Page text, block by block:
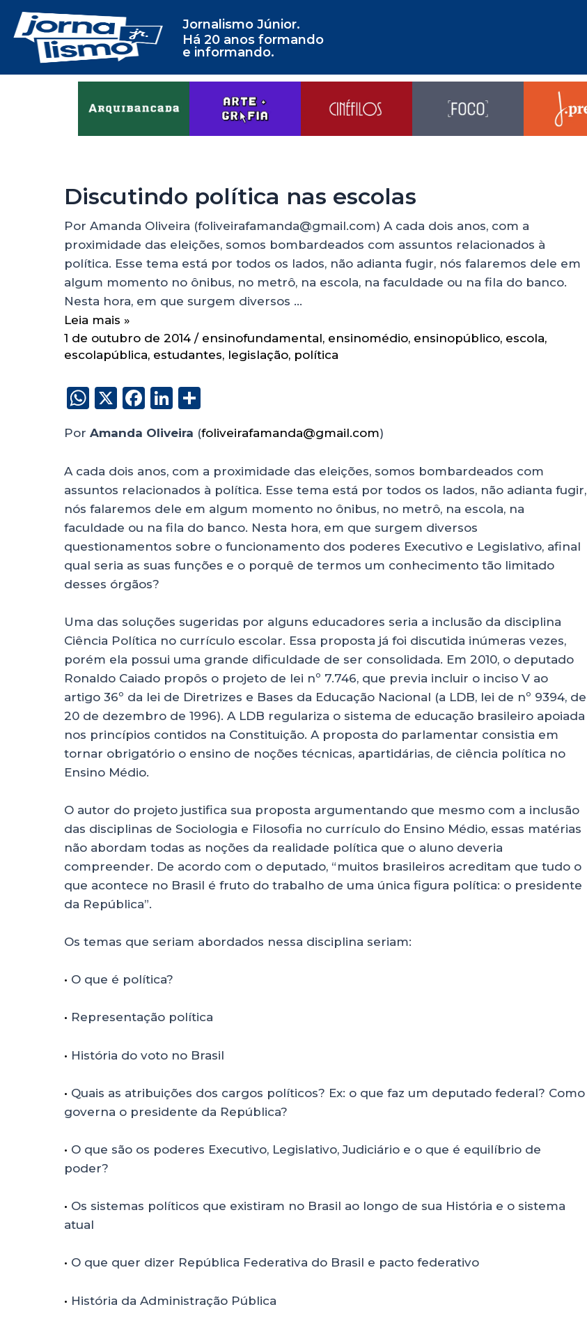
Jornalismo Júnior.
Há 20 anos formando
e informando.
Discutindo política nas escolas
Por Amanda Oliveira (foliveirafamanda@gmail.com) A cada dois anos, com a
proximidade das eleições, somos bombardeados com assuntos relacionados à
política. Esse tema está por todos os lados, não adianta fugir, nós falaremos dele em
algum momento no ônibus, no metrô, na escola, na faculdade ou na fila do banco.
Nesta hora, em que surgem diversos …
Leia mais »
1 de outubro de 2014 / ensinofundamental, ensinomédio, ensinopúblico, escola,
escolapública, estudantes, legislação, política
W
a
ts
A
p
p
X
F
c
e
b
o
o
k
Li
k
e
dI
n
a
re
Por Amanda Oliveira (foliveirafamanda@gmail.com)
A cada dois anos, com a proximidade das eleições, somos bombardeados com
assuntos relacionados à política. Esse tema está por todos os lados, não adianta fugir,
nós falaremos dele em algum momento no ônibus, no metrô, na escola, na
faculdade ou na fila do banco. Nesta hora, em que surgem diversos
questionamentos sobre o funcionamento dos poderes Executivo e Legislativo, afinal
qual seria as suas funções e o porquê de termos um conhecimento tão limitado
desses órgãos?
Uma das soluções sugeridas por alguns educadores seria a inclusão da disciplina
Ciência Política no currículo escolar. Essa proposta já foi discutida inúmeras vezes,
porém ela possui uma grande dificuldade de ser consolidada. Em 2010, o deputado
Ronaldo Caiado propôs o projeto de lei nº 7.746, que previa incluir o inciso V ao
artigo 36º da lei de Diretrizes e Bases da Educação Nacional (a LDB, lei de nº 9394, de
20 de dezembro de 1996). A LDB regulariza o sistema de educação brasileiro apoiada
nos princípios contidos na Constituição. A proposta do parlamentar consistia em
tornar obrigatório o ensino de noções técnicas, apartidárias, de ciência política no
Ensino Médio.
O autor do projeto justifica sua proposta argumentando que mesmo com a inclusão
das disciplinas de Sociologia e Filosofia no currículo do Ensino Médio, essas matérias
não abordam todas as noções da realidade política que o aluno deveria
compreender. De acordo com o deputado, “muitos brasileiros acreditam que tudo o
que acontece no Brasil é fruto do trabalho de uma única figura política: o presidente
da República”.
Os temas que seriam abordados nessa disciplina seriam:
• O que é política?
• Representação política
• História do voto no Brasil
• Quais as atribuições dos cargos políticos? Ex: o que faz um deputado federal? Como
governa o presidente da República?
• O que são os poderes Executivo, Legislativo, Judiciário e o que é equilíbrio de
poder?
• Os sistemas políticos que existiram no Brasil ao longo de sua História e o sistema
atual
• O que quer dizer República Federativa do Brasil e pacto federativo
• História da Administração Pública